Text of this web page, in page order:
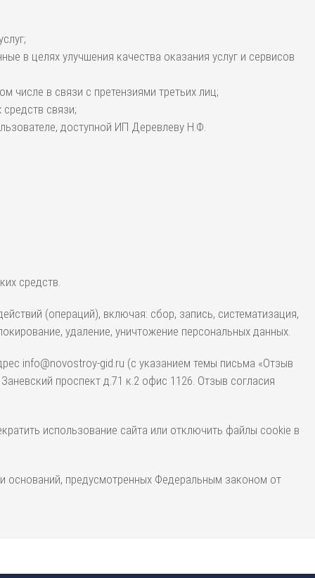
в целях улучшения качества оказания услуг и сервисов
числе в связи с претензиями третьих лиц;
связи;
доступной ИП Деревлеву Н.Ф.
средств.
(операций), включая: сбор, запись, систематизация,
удаление, уничтожение персональных данных.
info@novostroy-gid.ru (с указанием темы письма «Отзыв
проспект д.71 к.2 офис 1126. Отзыв согласия
использование сайта или отключить файлы cookie в
оснований, предусмотренных Федеральным законом от